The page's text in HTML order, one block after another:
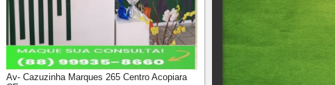
Av- Cazuzinha Marques 265 Centro Acopiara